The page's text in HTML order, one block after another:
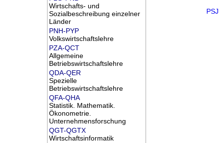
Wirtschafts- und
Sozialbeschreibung einzelner
Länder
PNH-PYP
Volkswirtschaftslehre
PZA-QCT
Allgemeine
Betriebswirtschaftslehre
QDA-QER
Spezielle
Betriebswirtschaftslehre
QFA-QHA
Statistik. Mathematik.
Ökonometrie.
Unternehmensforschung
QGT-QGTX
Wirtschaftsinformatik
PSJ